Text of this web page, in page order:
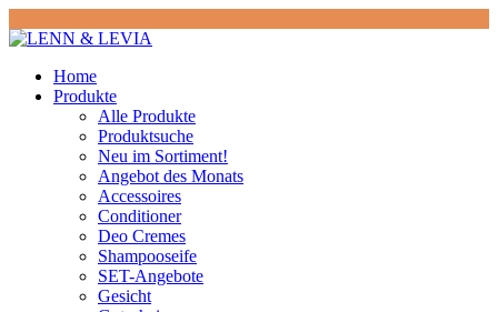
Home
Produkte
Alle Produkte
Produktsuche
Neu im Sortiment!
Angebot des Monats
Accessoires
Conditioner
Deo Cremes
Shampooseife
SET-Angebote
Gesicht